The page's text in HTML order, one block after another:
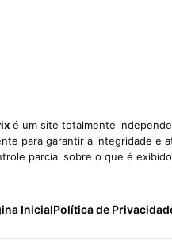
é um site totalmente
para garantir a integridade e
parcial sobre o que é
InicialPolítica de